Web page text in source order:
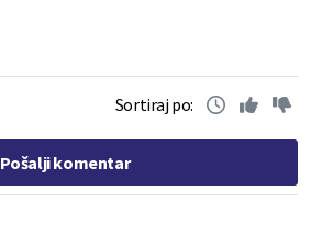
Sortiraj po:
Pošalji komentar